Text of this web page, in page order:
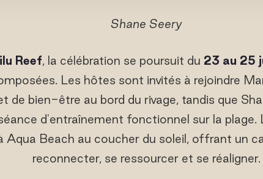
Shane Seery
Reef, la célébration se poursuit du 23 au 25
Les hôtes sont invités à rejoindre
de bien-être au bord du rivage, tandis que
d'entraînement fonctionnel sur la plage.
Aqua Beach au coucher du soleil, offrant un
reconnecter, se ressourcer et se réaligner.